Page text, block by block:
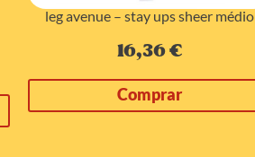
leg avenue – stay ups sheer médio
16,36€
Comprar